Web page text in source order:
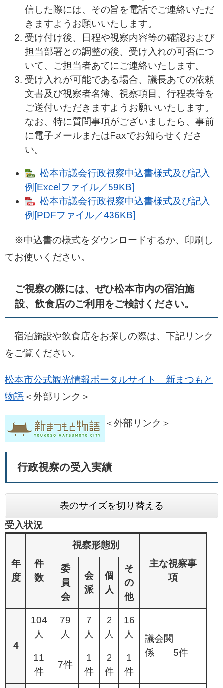
信した際には、その旨を電話でご連絡いただ
きますようお願いいたします。
受け付け後、日程や視察内容等の確認および
担当部署との調整の後、受け入れの可否につ
いて、ご担当者あてにご連絡いたします。
受け入れが可能である場合、議長あての依頼
文書及び視察者名簿、視察項目、行程表等を
ご送付いただきますようお願いいたします。
なお、特に質問事項がございましたら、事前
に電子メールまたはFaxでお知らせくださ
い。
松本市議会行政視察申込書様式及び記入
例[Excelファイル／59KB]
松本市議会行政視察申込書様式及び記入
例[PDFファイル／436KB]
※申込書の様式をダウンロードするか、印刷し
てお使いください。
ご視察の際には、ぜひ松本市内の宿泊施
設、飲食店のご利用をご検討ください。
宿泊施設や飲食店をお探しの際は、下記リンク
をご覧ください。
松本市公式観光情報ポータルサイト 新まつもと
物語 ＜外部リンク＞
＜外部リンク＞
行政視察の受入実績
表のサイズを切り替える
受入状況
年
度
件
数
視察形態別
主な視察事
項
委
員
会
会
派
個
人
そ
の
他
4
104
人
79
人
7
人
2
人
16
人
議会関
係 5件
11
件
7件
1
件
2
件
1
件